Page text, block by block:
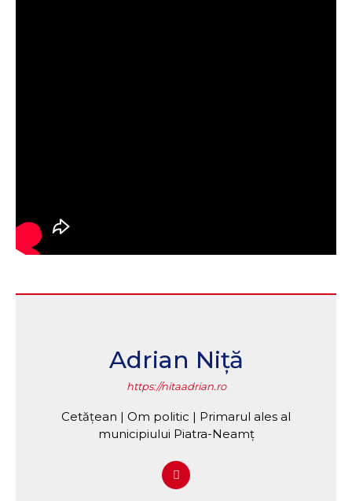
Adrian Niță
https://nitaadrian.ro
Cetățean | Om politic | Primarul ales al
municipiului Piatra-Neamț